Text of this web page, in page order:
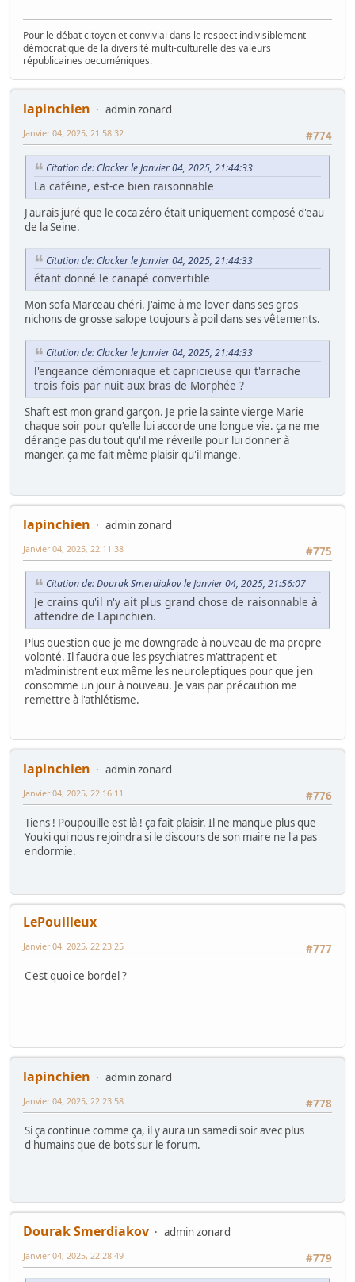
Pour le débat citoyen et convivial dans le respect indivisiblement
démocratique de la diversité multi-culturelle des valeurs
républicaines oecuméniques.
lapinchien
admin zonard
#774
Janvier 04, 2025, 21:58:32
Citation de: Clacker le Janvier 04, 2025, 21:44:33
La caféine, est-ce bien raisonnable
J'aurais juré que le coca zéro était uniquement composé d'eau
de la Seine.
Citation de: Clacker le Janvier 04, 2025, 21:44:33
étant donné le canapé convertible
Mon sofa Marceau chéri. J'aime à me lover dans ses gros
nichons de grosse salope toujours à poil dans ses vêtements.
Citation de: Clacker le Janvier 04, 2025, 21:44:33
l'engeance démoniaque et capricieuse qui t'arrache
trois fois par nuit aux bras de Morphée ?
Shaft est mon grand garçon. Je prie la sainte vierge Marie
chaque soir pour qu'elle lui accorde une longue vie. ça ne me
dérange pas du tout qu'il me réveille pour lui donner à
manger. ça me fait même plaisir qu'il mange.
lapinchien
admin zonard
#775
Janvier 04, 2025, 22:11:38
Citation de: Dourak Smerdiakov le Janvier 04, 2025, 21:56:07
Je crains qu'il n'y ait plus grand chose de raisonnable à
attendre de Lapinchien.
Plus question que je me downgrade à nouveau de ma propre
volonté. Il faudra que les psychiatres m'attrapent et
m'administrent eux même les neuroleptiques pour que j'en
consomme un jour à nouveau. Je vais par précaution me
remettre à l'athlétisme.
lapinchien
admin zonard
#776
Janvier 04, 2025, 22:16:11
Tiens ! Poupouille est là ! ça fait plaisir. Il ne manque plus que
Youki qui nous rejoindra si le discours de son maire ne l'a pas
endormie.
LePouilleux
#777
Janvier 04, 2025, 22:23:25
C'est quoi ce bordel ?
lapinchien
admin zonard
#778
Janvier 04, 2025, 22:23:58
Si ça continue comme ça, il y aura un samedi soir avec plus
d'humains que de bots sur le forum.
Dourak Smerdiakov
admin zonard
#779
Janvier 04, 2025, 22:28:49